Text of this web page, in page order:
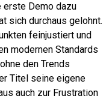
erste Demo dazu
sich durchaus gelohnt.
feinjustiert und
modernen Standards
den Trends
Titel seine eigene
auch zur Frustration